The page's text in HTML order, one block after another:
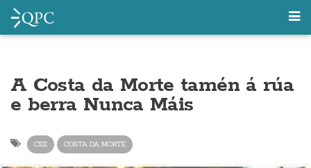
A Costa da Morte tamén á rúa
e berra Nunca Máis
CEE COSTA DA MORTE